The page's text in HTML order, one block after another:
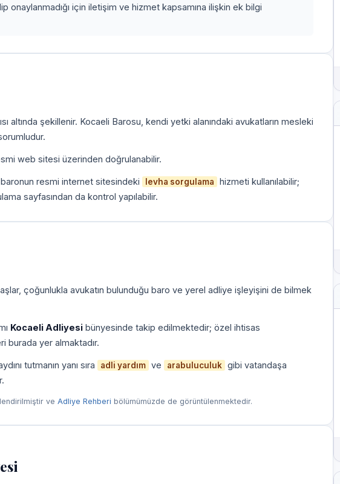
onaylanmadığı için iletişim ve hizmet kapsamına ilişkin ek bilgi
altında şekillenir. Kocaeli Barosu, kendi yetki alanındaki avukatların mesleki
web sitesi üzerinden doğrulanabilir.
baronun resmi internet sitesindeki levha sorgulama
hizmeti kullanılabilir;
sayfasından da kontrol yapılabilir.
çoğunlukla avukatın bulunduğu baro ve yerel adliye işleyişini de bilmek
Kocaeli Adliyesi bünyesinde takip edilmektedir; özel ihtisas
burada yer almaktadır.
tutmanın yanı sıra adli yardım ve arabuluculuk gibi vatandaşa
ve Adliye Rehberi bölümümüzde de görüntülenmektedir.